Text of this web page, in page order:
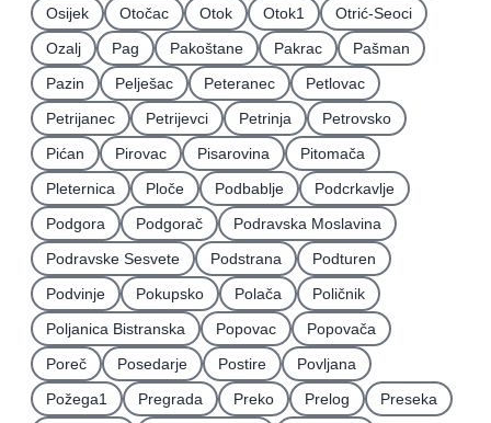
Osijek
Otočac Otok Otok1
Otrić-Seoci
Ozalj
Pag Pakoštane Pakrac
Pašman
Pazin
Pelješac Peteranec
Petlovac
Petrijanec
Petrijevci Petrinja
Petrovsko
Pićan
Pirovac Pisarovina
Pitomača
Pleternica
Ploče Podbablje
Podcrkavlje
Podgora
Podgorač
Podravska Moslavina
Podravske Sesvete
Podstrana
Podturen
Podvinje
Pokupsko Polača
Poličnik
Poljanica Bistranska
Popovac
Popovača
Poreč
Posedarje Postire
Povljana
Požega1
Pregrada Preko Prelog
Preseka